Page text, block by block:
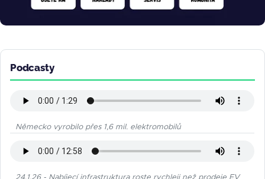
Podcasty
Německo vyrobilo přes 1,6 mil. elektromobilů